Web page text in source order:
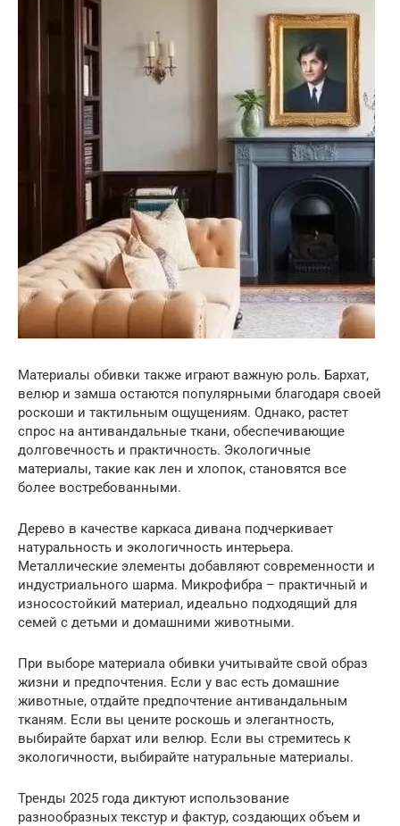
Материалы обивки также играют важную роль. Бархат,
велюр и замша остаются популярными благодаря своей
роскоши и тактильным ощущениям. Однако, растет
спрос на антивандальные ткани, обеспечивающие
долговечность и практичность. Экологичные
материалы, такие как лен и хлопок, становятся все
более востребованными.
Дерево в качестве каркаса дивана подчеркивает
натуральность и экологичность интерьера.
Металлические элементы добавляют современности и
индустриального шарма. Микрофибра – практичный и
износостойкий материал, идеально подходящий для
семей с детьми и домашними животными.
При выборе материала обивки учитывайте свой образ
жизни и предпочтения. Если у вас есть домашние
животные, отдайте предпочтение антивандальным
тканям. Если вы цените роскошь и элегантность,
выбирайте бархат или велюр. Если вы стремитесь к
экологичности, выбирайте натуральные материалы.
Тренды 2025 года диктуют использование
разнообразных текстур и фактур, создающих объем и